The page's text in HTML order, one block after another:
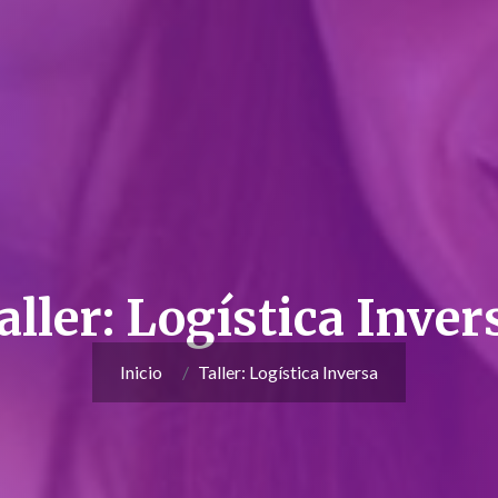
Logística
Inicio Taller: Logística Inversa